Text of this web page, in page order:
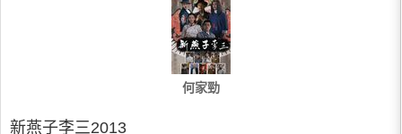
何家勁
新燕子李三2013